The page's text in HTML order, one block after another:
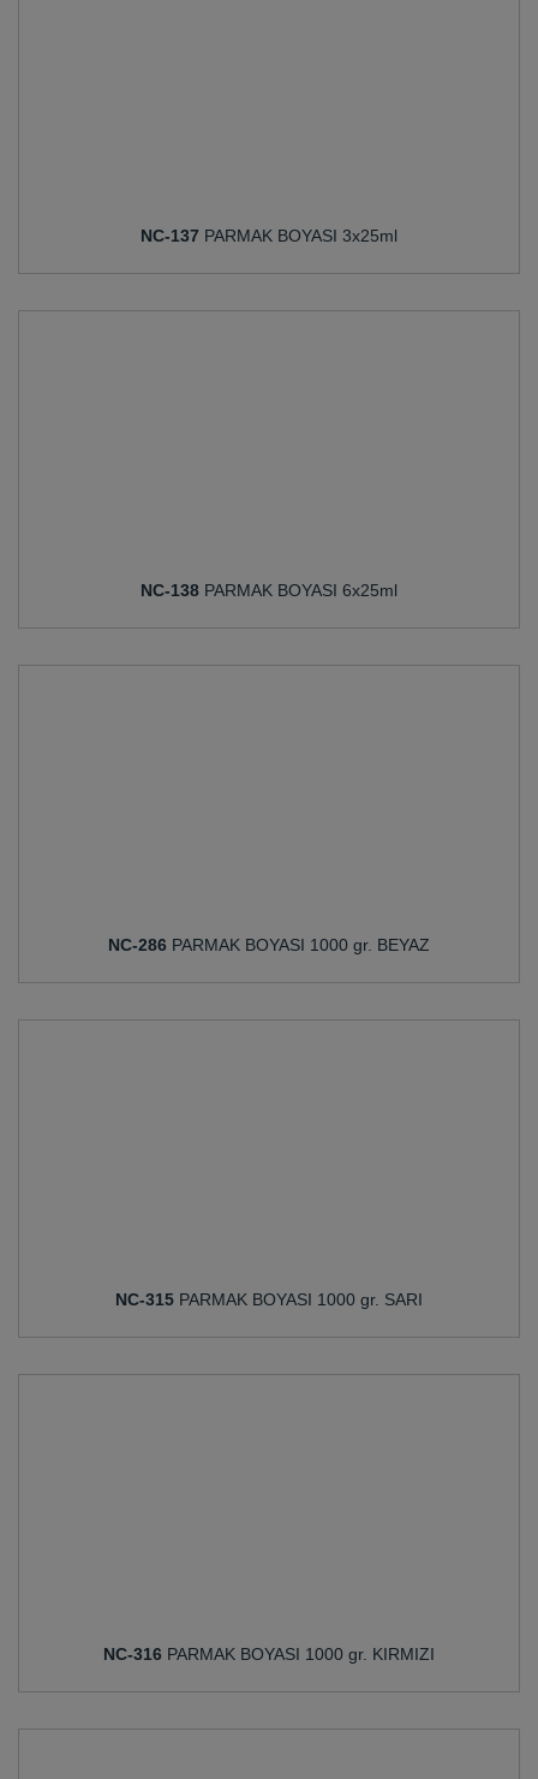
NC-137 PARMAK BOYASI 3x25ml
NC-138 PARMAK BOYASI 6x25ml
NC-286 PARMAK BOYASI 1000 gr. BEYAZ
NC-315 PARMAK BOYASI 1000 gr. SARI
NC-316 PARMAK BOYASI 1000 gr. KIRMIZI